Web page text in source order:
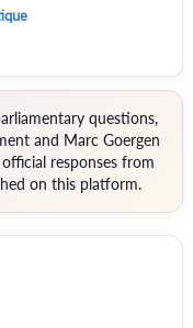
questions,
and Marc Goergen
responses from
on this platform.